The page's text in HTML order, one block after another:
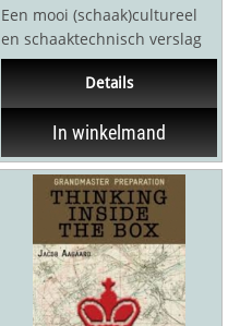
Een mooi (schaak)cultureel
en schaaktechnisch verslag
van de roerige jaren
1990,1991,1992 in Moskou...
Details
In winkelmand